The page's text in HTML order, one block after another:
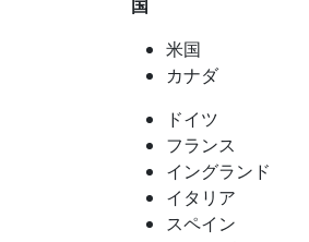
国
米国
カナダ
ドイツ
フランス
イングランド
イタリア
スペイン